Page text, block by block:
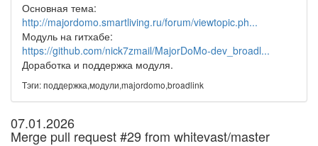
Основная тема:
http://majordomo.smartliving.ru/forum/viewtopic.ph...
Модуль на гитхабе:
https://github.com/nick7zmail/MajorDoMo-dev_broadl...
Доработка и поддержка модуля.
Тэги: поддержка,модули,majordomo,broadlink
07.01.2026
Merge pull request #29 from whitevast/master